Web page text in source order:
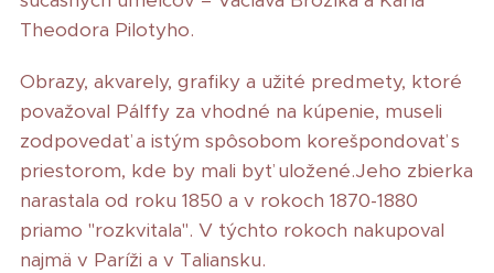
Theodora Pilotyho.
Obrazy, akvarely, grafiky a užité predmety, ktoré
považoval Pálffy za vhodné na kúpenie, museli
zodpovedať a istým spôsobom korešpondovať s
priestorom, kde by mali byť uložené.Jeho zbierka
narastala od roku 1850 a v rokoch 1870-1880
priamo "rozkvitala". V týchto rokoch nakupoval
najmä v Paríži a v Taliansku.